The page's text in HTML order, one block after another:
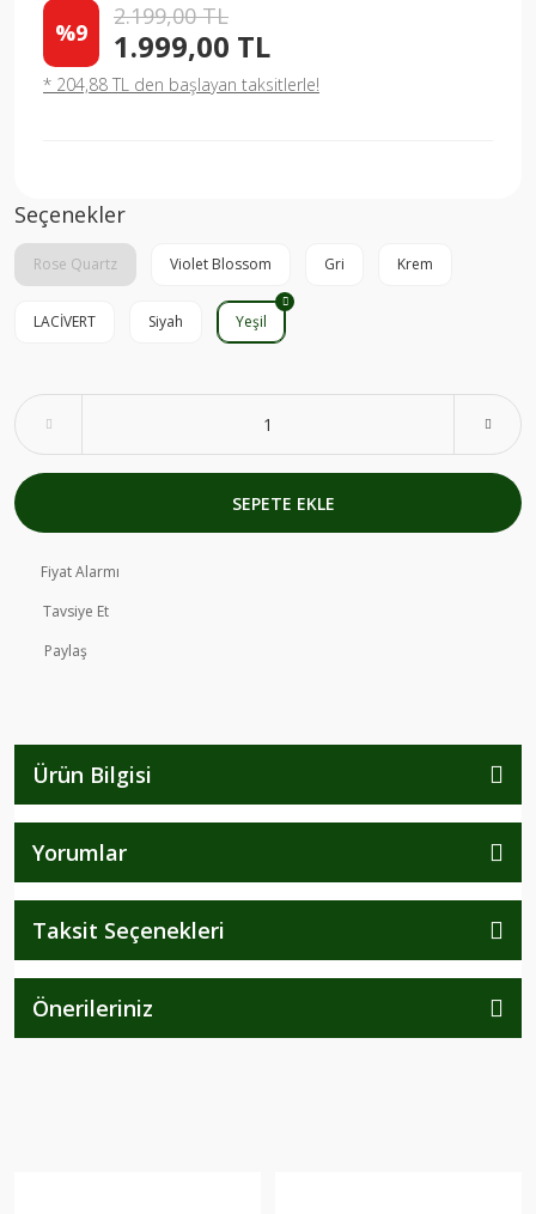
%9
2.199,00 TL
1.999,00 TL
* 204,88 TL den başlayan taksitlerle!
Seçenekler
Rose Quartz Violet Blossom Gri Krem
LACİVERT Siyah Yeşil
SEPETE EKLE
Fiyat Alarmı
Tavsiye Et
Paylaş
Ürün Bilgisi
Yorumlar
Taksit Seçenekleri
Önerileriniz